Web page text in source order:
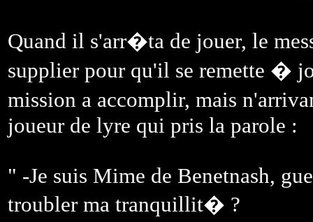
Quand il s'arr�ta de jouer, le
supplier pour qu'il se remette �
mission a accomplir, mais
joueur de lyre qui pris la parole :
" -Je suis Mime de Benetnash,
troubler ma tranquillit� ?